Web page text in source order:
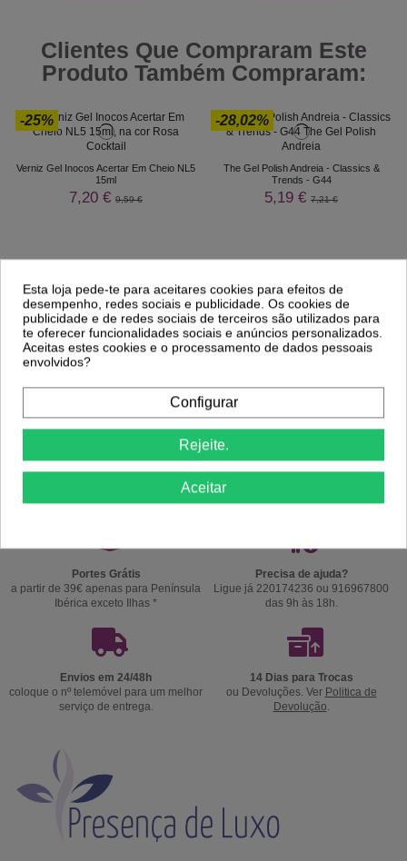
Clientes Que Compraram Este
Produto Também Compraram:
-25%
Verniz Gel Inocos Acertar Em Cheio NL5
15ml
7,20 € 9,59 €
-28,02%
The Gel Polish Andreia - Classics &
Trends - G44
5,19 € 7,21 €
Portes Grátis
a partir de 39€ apenas para Península
Ibérica exceto Ilhas *
Precisa de ajuda?
Ligue já 220174236 ou 916967800
das 9h às 18h.
Envios em 24/48h
coloque o nº telemóvel para um melhor
serviço de entrega.
14 Dias para Trocas
ou Devoluções. Ver Politica de
Devolução.
Esta loja pede-te para aceitares cookies para efeitos de
desempenho, redes sociais e publicidade. Os cookies de
publicidade e de redes sociais de terceiros são utilizados para
te oferecer funcionalidades sociais e anúncios personalizados.
Aceitas estes cookies e o processamento de dados pessoais
envolvidos?
Configurar
Rejeite.
Aceitar